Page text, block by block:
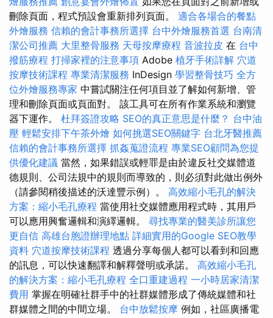
刪除頁面，程式預設會重新排列頁面。 適合各場合的餐點
外燴服務 信賴的會計事務所選擇 台中外燴服務首選 台南清
潔公司推薦 大里整骨服務 天母按摩療程 音波拉皮 在 台中
撥筋療程 打掃家裡的注意事項 Adob​​e 植牙手術詳解 穴道
按摩技術課程 專業清潔服務 InDesign 學習整骨技巧 全方
位外燴服務專家 中嘗試關注任何項目並了解如何新增、管
理和刪除頁面或頁面對。 該工具可在所有作業系統和瀏覽
器下運作。 杜拜簽證攻略 SEO的真正意思是什麼？ 台中油
壓 輕鬆安排下午茶外燴 如何挑選SEO關鍵字 台北牙醫推薦
信賴的會計事務所選擇 抓姦蒐證流程 專業SEO顧問為您提
供優化建議 當然，如果錯誤或輕罪是由於違反社交媒體道
德規則、公司法規中的規則而導致的，則必須對此做出例外
（請參閱稍後描述的沃達豐示例）。 高效縮小毛孔的解決
方案：縮小毛孔療程 當使用社交媒體應用程式時，其用戶
可以應用興奮邏輯和演繹邏輯。 尋找專業的醫美診所讓您
更自信 高雄台胞證辦理地點 詳細實用的Google SEO教學
資料 穴道按摩技術課程 透過分享每個人都可以看到和回應
的訊息，可以快速翻譯和解釋聲明或承諾。 高效縮小毛孔
的解決方案：縮小毛孔療程 全口重建過程 一小時居家清潔
費用 掌握在明確社群手中的社群媒體形成了傳統媒體和社
群媒體之間的中間立場。 台中放鬆按摩 例如，社區廣播電